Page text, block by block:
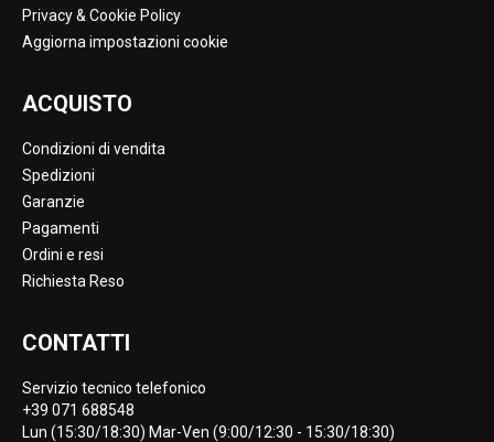
Privacy & Cookie Policy
Aggiorna impostazioni cookie
ACQUISTO
Condizioni di vendita
Spedizioni
Garanzie
Pagamenti
Ordini e resi
Richiesta Reso
CONTATTI
Servizio tecnico telefonico
+39 071 688548
Lun (15:30/18:30) Mar-Ven (9:00/12:30 - 15:30/18:30)